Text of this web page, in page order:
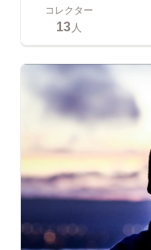
コレクター
13 人